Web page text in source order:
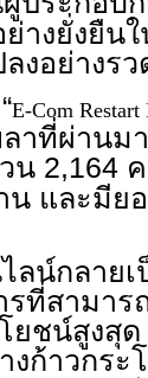
างยั่งยืน
งอย่างรว
E-Com
าที่ผ่านม
น 2,164
น และมี
ลน์กลาย
ที่สามาร
ยชน์สูงสุ
งก้าวกร